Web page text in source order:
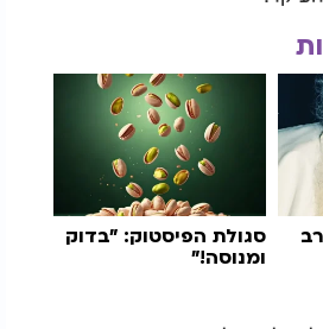
סגולת הפיסטוק: "בדוק
ומנוסה!"